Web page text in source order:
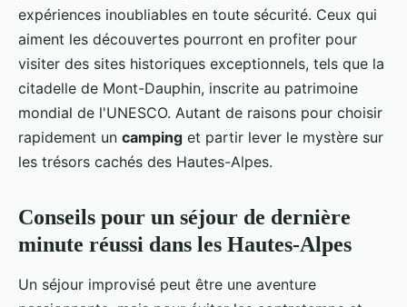
expériences inoubliables en toute sécurité. Ceux qui
aiment les découvertes pourront en profiter pour
visiter des sites historiques exceptionnels, tels que la
citadelle de Mont-Dauphin, inscrite au patrimoine
mondial de l'UNESCO. Autant de raisons pour choisir
rapidement un camping et partir lever le mystère sur
les trésors cachés des Hautes-Alpes.
Conseils pour un séjour de dernière
minute réussi dans les Hautes-Alpes
Un séjour improvisé peut être une aventure